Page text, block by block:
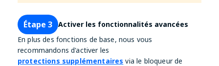
Étape 3
Activer les fonctionnalités avancées
En plus des fonctions de base, nous vous
recommandons d'activer les
protections supplémentaires via le bloqueur de